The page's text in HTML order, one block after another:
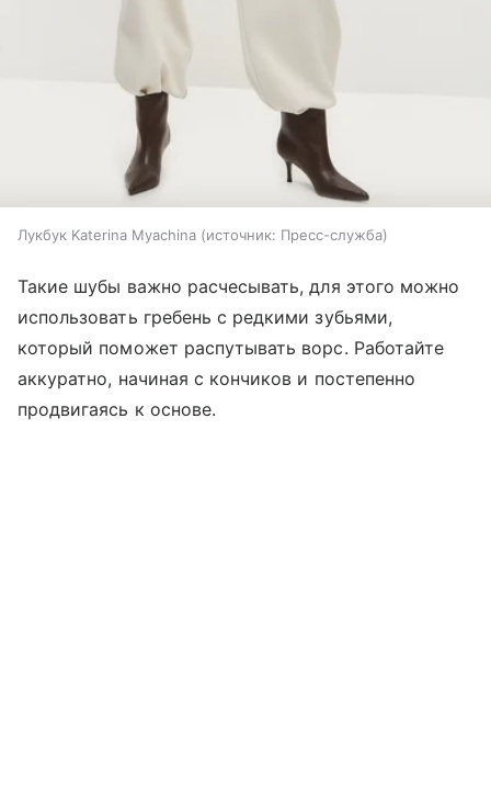
Лукбук Katerina Myachina источник: Пресс-служба
Такие шубы важно расчесывать, для этого можно
использовать гребень с редкими зубьями,
который поможет распутывать ворс. Работайте
аккуратно, начиная с кончиков и постепенно
продвигаясь к основе.